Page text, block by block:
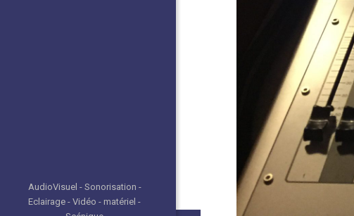
AudioVisuel - Sonorisation -
Eclairage - Vidéo - matériel -